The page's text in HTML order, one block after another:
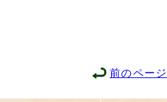
前のペー